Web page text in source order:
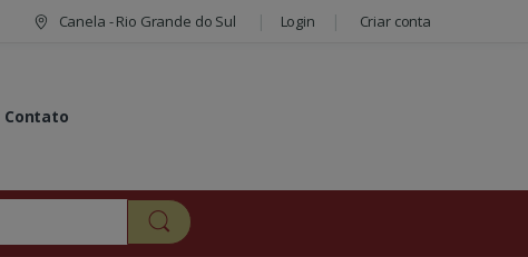
Canela - Rio Grande do Sul Login Criar conta
Contato